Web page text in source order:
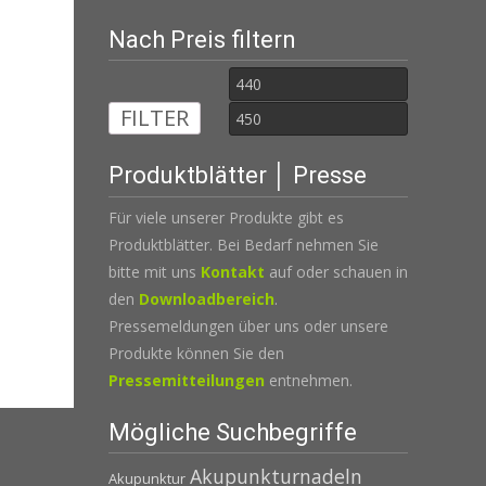
Nach Preis filtern
Min.
Preis
FILTER
Produktblätter │ Presse
Für viele unserer Produkte gibt es
Produktblätter. Bei Bedarf nehmen Sie
bitte mit uns Kontakt auf oder schauen in
den Downloadbereich.
Pressemeldungen über uns oder unsere
Produkte können Sie den
Pressemitteilungen entnehmen.
Mögliche Suchbegriffe
Akupunktur Akupunkturnadeln